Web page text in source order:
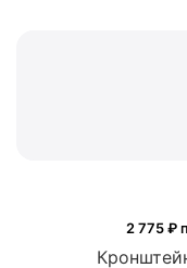
2 775₽